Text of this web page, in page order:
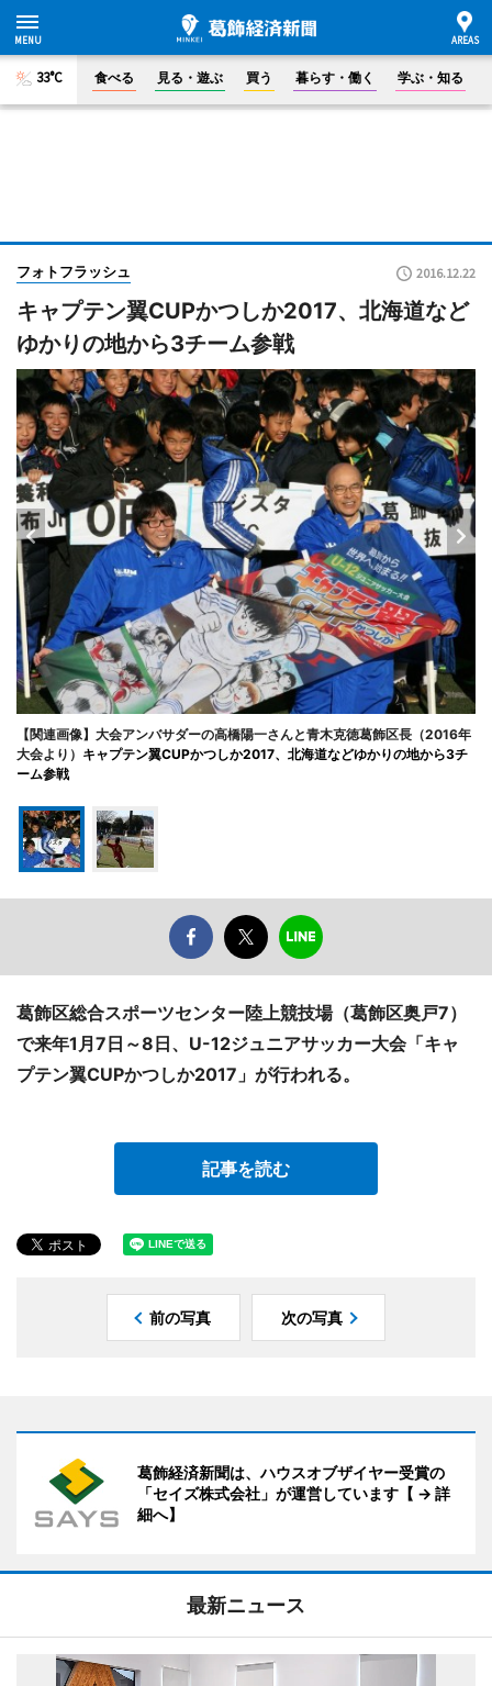
33°C 食べる 見る・遊ぶ 買う 暮らす・働く 学ぶ・知る
フォトフラッシュ 2016.12.22
キャプテン翼CUPかつしか2017、北海道など
ゆかりの地から3チーム参戦
【関連画像】大会アンバサダーの高橋陽一さんと青木克徳葛飾区長（2016年
大会より） キャプテン翼CUPかつしか2017、北海道などゆかりの地から3チ
ーム参戦
葛飾区総合スポーツセンター陸上競技場（葛飾区奥戸7）
で来年1月7日～8日、U-12ジュニアサッカー大会「キャ
プテン翼CUPかつしか2017」が行われる。
記事を読む
前の写真 次の写真
葛飾経済新聞は、ハウスオブザイヤー受賞の
「セイズ株式会社」が運営しています【 → 詳
細へ】
最新ニュース